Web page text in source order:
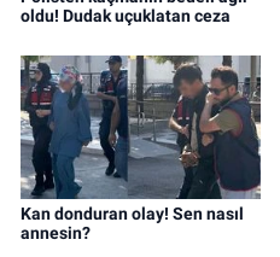
oldu! Dudak uçuklatan ceza
Kan donduran olay! Sen nasıl
annesin?